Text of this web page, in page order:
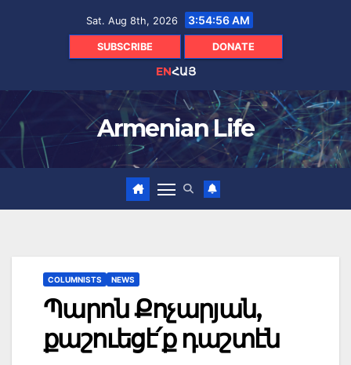
Sat. Aug 8th, 2026 3:54:57 AM
SUBSCRIBE DONATE
ENՀԱՅ
Armenian Life
COLUMNISTS NEWS
Պարոն Քոչարյան,
քաշուեցէ՛ք դաշտէն